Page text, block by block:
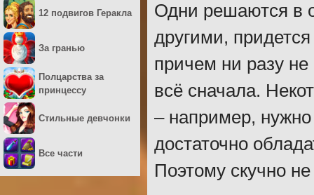
Одни решаются в
другими,
причем ни разу
всё сначала.
– например,
достаточно
Поэтому скучно не
12 подвигов Геракла
За гранью
Полцарства за
принцессу
Стильные девчонки
Все части